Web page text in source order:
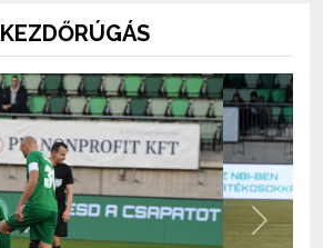
KEZDŐRÚGÁS
Next